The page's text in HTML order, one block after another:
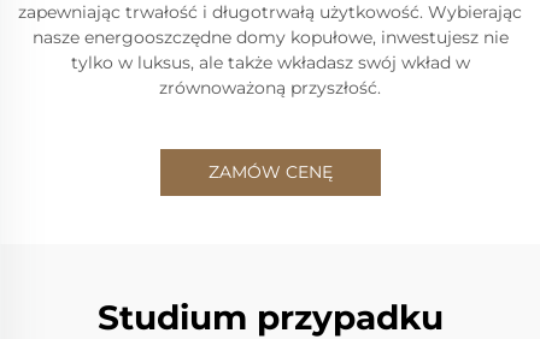
zapewniając trwałość i długotrwałą użytkowość. Wybierając
nasze energooszczędne domy kopułowe, inwestujesz nie
tylko w luksus, ale także wkładasz swój wkład w
zrównoważoną przyszłość.
ZAMÓW CENĘ
Studium przypadku